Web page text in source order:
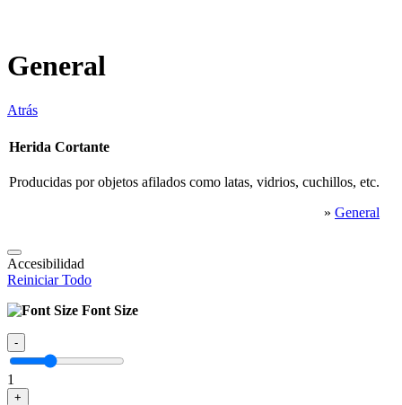
General
Atrás
Herida Cortante
Producidas por objetos afilados como latas, vidrios, cuchillos, etc.
» General
Accesibilidad
Reiniciar Todo
Font Size
-
1
+